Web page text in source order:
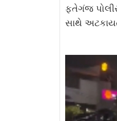
ફતેગંજ પોલીસે
સાથે